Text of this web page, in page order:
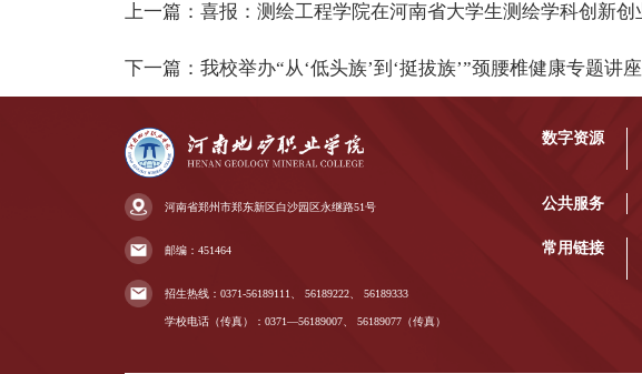
上一篇： 喜报：测绘工程学院在河南省大学生测绘学科创新
下一篇： 我校举办“从‘低头族’到‘挺拔族’”颈腰椎健康专题讲座
河南省郑州市郑东新区白沙园区永继路51号
邮编：451464
招生热线：0371-56189111、 56189222、 56189333
学校电话（传真）：0371—56189007、 56189077（传真）
数字资源
公共服务
常用链接